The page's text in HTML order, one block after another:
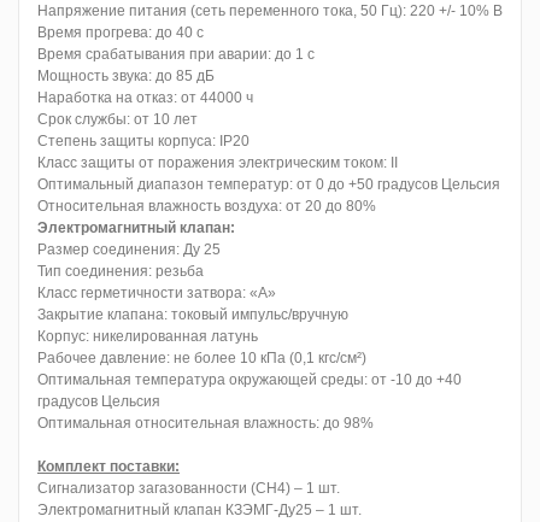
Напряжение питания (сеть переменного тока, 50 Гц): 220 +/- 10% В
Время прогрева: до 40 с
Время срабатывания при аварии: до 1 с
Мощность звука: до 85 дБ
Наработка на отказ: от 44000 ч
Срок службы: от 10 лет
Степень защиты корпуса: IP20
Класс защиты от поражения электрическим током: II
Оптимальный диапазон температур: от 0 до +50 градусов Цельсия
Относительная влажность воздуха: от 20 до 80%
Электромагнитный клапан:
Размер соединения: Ду 25
Тип соединения: резьба
Класс герметичности затвора: «А»
Закрытие клапана: токовый импульс/вручную
Корпус: никелированная латунь
Рабочее давление: не более 10 кПа (0,1 кгс/см²)
Оптимальная температура окружающей среды: от -10 до +40
градусов Цельсия
Оптимальная относительная влажность: до 98%
Комплект поставки:
Сигнализатор загазованности (СН4) – 1 шт.
Электромагнитный клапан КЗЭМГ-Ду25 – 1 шт.